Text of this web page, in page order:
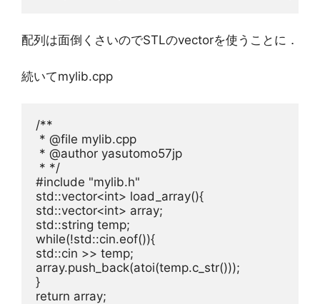
配列は面倒くさいのでSTLのvectorを使うことに．
続いてmylib.cpp
/**
* @file mylib.cpp
* @author yasutomo57jp
* */
#include "mylib.h"
std::vector<int> load_array(){
std::vector<int> array;
while(!std::cin.eof()){
std::cin >> temp;
array.push_back(atoi(temp.c_str()));
return array;